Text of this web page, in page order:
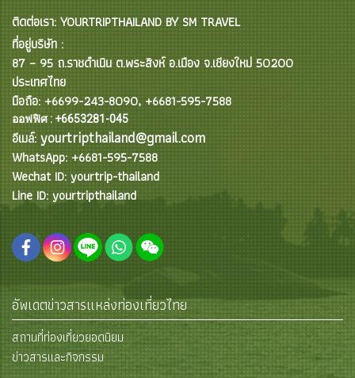
ติดต่อเรา: YOURTRIPTHAILAND BY SM TRAVEL
ที่อยู่บริษัท :
87 – 95 ถ.ราชดำเนิน ต.พระสิงห์ อ.เมือง จ.เชียงใหม่ 50200
ประเทศไทย
มือถือ: +6699-243-8090, +6681-595-7588
ออฟฟิศ : +6653281-045
อีเมล์: yourtripthailand@gmail.com
WhatsApp: +6681-595-7588
Wechat ID: yourtrip-thailand
Line ID: yourtripthailand
อัพเดตข่าวสารแหล่งท่องเที่ยวไทย
สถานที่ท่องเที่ยวยอดนิยม
ข่าวสารและกิจกรรม